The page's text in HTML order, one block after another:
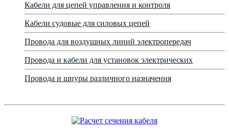
Кабели для цепей управления и контроля
Кабели судовые для силовых цепей
Провода для воздушных линий электропередач
Провода и кабели для установок электрических
Провода и шнуры различного назначения